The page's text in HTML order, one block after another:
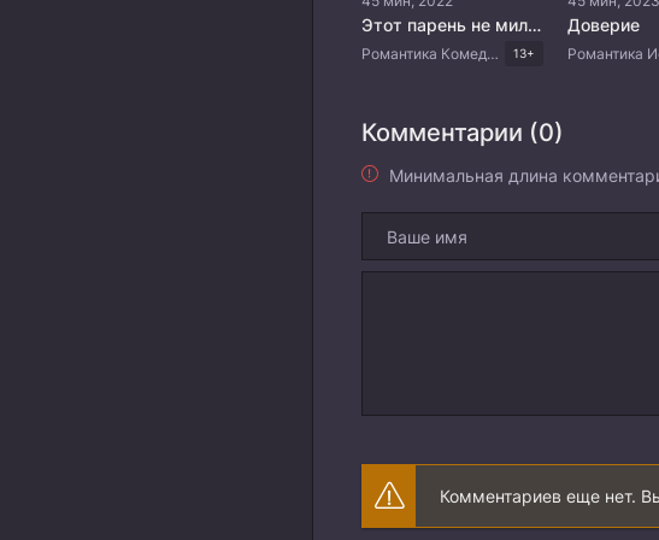
Этот парень не милый
Романтика Комедия Китайские дорамы 13+
Доверие
Комментарии (0)
Минимальная длина
Комментариев еще нет.